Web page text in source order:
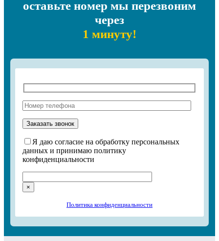
оставьте номер мы перезвоним
через
1 минуту!
Я даю согласие на обработку персональных
данных и принимаю политику
конфиденциальности
×
Политика конфиденциальности